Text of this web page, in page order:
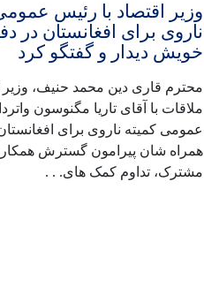
وزیر اقتصاد با رئیس
ناروی برای افغانستان در
خویش دیدار و گفتگو کرد
محترم قاری دین ‌محمد حنیف،
ملاقات با آقای تاریا مگنوسون
عمومی کمیته ناروی برای
همراه شان پیرامون گسترش
مشترک، تداوم کمک های. . .